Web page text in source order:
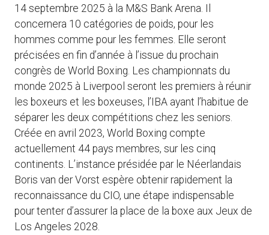
14 septembre 2025 à la M&S Bank Arena. Il
concernera 10 catégories de poids, pour les
hommes comme pour les femmes. Elle seront
précisées en fin d’année à l’issue du prochain
congrès de World Boxing. Les championnats du
monde 2025 à Liverpool seront les premiers à réunir
les boxeurs et les boxeuses, l’IBA ayant l’habitue de
séparer les deux compétitions chez les seniors.
Créée en avril 2023, World Boxing compte
actuellement 44 pays membres, sur les cinq
continents. L’instance présidée par le Néerlandais
Boris van der Vorst espère obtenir rapidement la
reconnaissance du CIO, une étape indispensable
pour tenter d’assurer la place de la boxe aux Jeux de
Los Angeles 2028.